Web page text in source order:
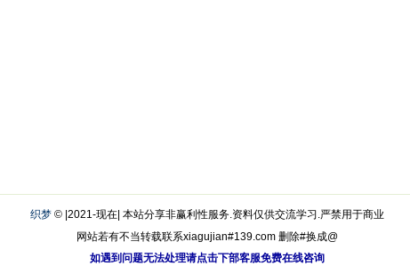
织梦 © |2021-现在| 本站分享非赢利性服务.资料仅供交流学习.严禁用于商业
网站若有不当转载联系xiagujian#139.com 删除#换成@
如遇到问题无法处理请点击下部客服免费在线咨询